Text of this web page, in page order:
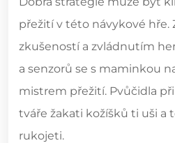
přežití v této návykové hře.
zkušeností a zvládnutím
a senzorů se s maminkou
mistrem přežití. Pvůčidla
tváře žakati kožíšků ti uši a
rukojeti.